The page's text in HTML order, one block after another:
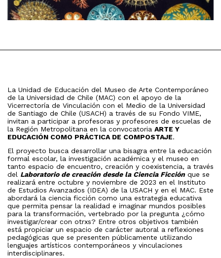
La Unidad de Educación del Museo de Arte Contemporáneo
de la Universidad de Chile (MAC) con el apoyo de la
Vicerrectoría de Vinculación con el Medio de la Universidad
de Santiago de Chile (USACH) a través de su Fondo VIME,
invitan a participar a profesoras y profesores de escuelas de
la Región Metropolitana en la convocatoria ARTE Y
EDUCACIÓN COMO PRÁCTICA DE COMPOSTAJE.
El proyecto busca desarrollar una bisagra entre la educación
formal escolar, la investigación académica y el museo en
tanto espacio de encuentro, creación y coexistencia, a través
del Laboratorio de creación desde la Ciencia Ficciónque se
realizará entre octubre y noviembre de 2023 en el Instituto
de Estudios Avanzados (IDEA) de la USACH y en el MAC. Este
abordará la ciencia ficción como una estrategia educativa
que permita pensar la realidad e imaginar mundos posibles
para la transformación, vertebrado por la pregunta ¿cómo
investigar/crear con otrxs? Entre otros objetivos también
está propiciar un espacio de carácter autoral a reflexiones
pedagógicas que se presenten públicamente utilizando
lenguajes artísticos contemporáneos y vinculaciones
interdisciplinares.